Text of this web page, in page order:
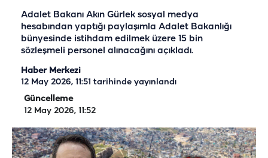
Adalet Bakanı Akın Gürlek sosyal medya
hesabından yaptığı paylaşımla Adalet Bakanlığı
bünyesinde istihdam edilmek üzere 15 bin
sözleşmeli personel alınacağını açıkladı.
Haber Merkezi
12 May 2026, 11:51 tarihinde yayınlandı
Güncelleme
12 May 2026, 11:52